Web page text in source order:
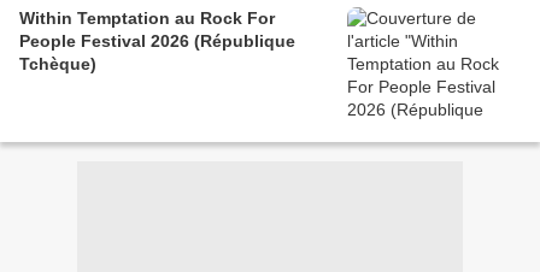
Within Temptation au Rock For
People Festival 2026 (République
Tchèque)